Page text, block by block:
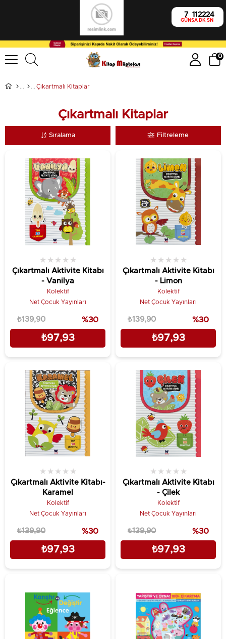
7
GÜN
11
SA
22
DK
22
SN
0
Çıkartmalı Kitaplar
Çıkartmalı Kitaplar
Filtreleme
Sıralama
Çıkartmalı Aktivite Kitabı
- Vanilya
★ ★ ★ ★ ★
Kolektif
Net Çocuk Yayınları
₺97,93
₺139,90 %30
Çıkartmalı Aktivite Kitabı
- Limon
★ ★ ★ ★ ★
Kolektif
Net Çocuk Yayınları
₺97,93
₺139,90 %30
Çıkartmalı Aktivite Kitabı-
Karamel
★ ★ ★ ★ ★
Kolektif
Net Çocuk Yayınları
₺97,93
₺139,90 %30
Çıkartmalı Aktivite Kitabı
- Çilek
★ ★ ★ ★ ★
Kolektif
Net Çocuk Yayınları
₺97,93
₺139,90 %30